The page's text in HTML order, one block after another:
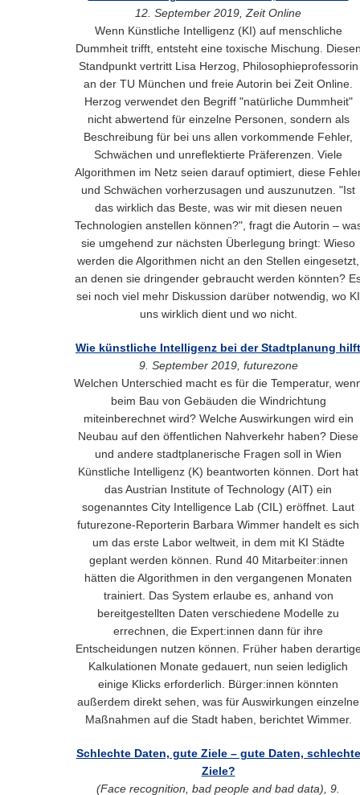
12. September 2019, Zeit Online
Wenn Künstliche Intelligenz (KI) auf menschliche
Dummheit trifft, entsteht eine toxische Mischung.
Standpunkt vertritt Lisa Herzog, Philosophieprofessorin
an der TU München und freie Autorin bei Zeit Online.
Herzog verwendet den Begriff "natürliche Dummheit"
nicht abwertend für einzelne Personen, sondern als
Beschreibung für bei uns allen vorkommende Fehler,
Schwächen und unreflektierte Präferenzen. Viele
Algorithmen im Netz seien darauf optimiert, diese
und Schwächen vorherzusagen und auszunutzen. "Ist
das wirklich das Beste, was wir mit diesen neuen
Technologien anstellen können?", fragt die Autorin –
sie umgehend zur nächsten Überlegung bringt: Wieso
werden die Algorithmen nicht an den Stellen eingesetzt,
an denen sie dringender gebraucht werden könnten?
sei noch viel mehr Diskussion darüber notwendig, wo KI
uns wirklich dient und wo nicht.
Wie künstliche Intelligenz bei der Stadtplanung hilft
9. September 2019, futurezone
Welchen Unterschied macht es für die Temperatur,
beim Bau von Gebäuden die Windrichtung
miteinberechnet wird? Welche Auswirkungen wird ein
Neubau auf den öffentlichen Nahverkehr haben? Diese
und andere stadtplanerische Fragen soll in Wien
Künstliche Intelligenz (K) beantworten können. Dort hat
das Austrian Institute of Technology (AIT) ein
sogenanntes City Intelligence Lab (CIL) eröffnet. Laut
futurezone-Reporterin Barbara Wimmer handelt es sich
um das erste Labor weltweit, in dem mit KI Städte
geplant werden können. Rund 40 Mitarbeiter:innen
hätten die Algorithmen in den vergangenen Monaten
trainiert. Das System erlaube es, anhand von
bereitgestellten Daten verschiedene Modelle zu
errechnen, die Expert:innen dann für ihre
Entscheidungen nutzen können. Früher haben
Kalkulationen Monate gedauert, nun seien lediglich
einige Klicks erforderlich. Bürger:innen könnten
außerdem direkt sehen, was für Auswirkungen einzelne
Maßnahmen auf die Stadt haben, berichtet Wimmer.
Schlechte Daten, gute Ziele – gute Daten, schlechte
Ziele?
(Face recognition, bad people and bad data), 9.